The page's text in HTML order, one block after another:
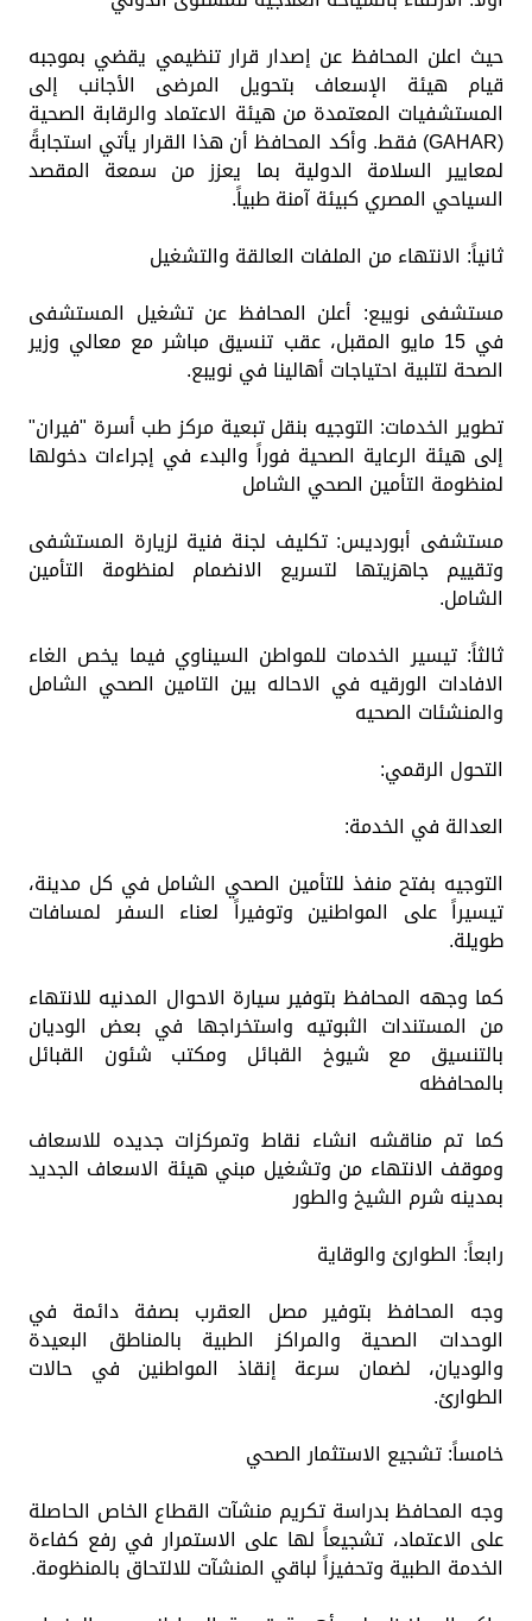
حيث اعلن المحافظ عن إصدار قرار تنظيمي يقضي بموجبه
قيام هيئة الإسعاف بتحويل المرضى الأجانب إلى
المستشفيات المعتمدة من هيئة الاعتماد والرقابة الصحية
(GAHAR) فقط. وأكد المحافظ أن هذا القرار يأتي استجابةً
لمعايير السلامة الدولية بما يعزز من سمعة المقصد
السياحي المصري كبيئة آمنة طبياً.
ثانياً: الانتهاء من الملفات العالقة والتشغيل
مستشفى نويبع: أعلن المحافظ عن تشغيل المستشفى
في 15 مايو المقبل، عقب تنسيق مباشر مع معالي وزير
الصحة لتلبية احتياجات أهالينا في نويبع.
تطوير الخدمات: التوجيه بنقل تبعية مركز طب أسرة "فيران"
إلى هيئة الرعاية الصحية فوراً والبدء في إجراءات دخولها
لمنظومة التأمين الصحي الشامل
مستشفى أبورديس: تكليف لجنة فنية لزيارة المستشفى
وتقييم جاهزيتها لتسريع الانضمام لمنظومة التأمين
الشامل.
ثالثاً: تيسير الخدمات للمواطن السيناوي فيما يخص الغاء
الافادات الورقيه في الاحاله بين التامين الصحي الشامل
والمنشئات الصحيه
التحول الرقمي:
العدالة في الخدمة:
التوجيه بفتح منفذ للتأمين الصحي الشامل في كل مدينة،
تيسيراً على المواطنين وتوفيراً لعناء السفر لمسافات
طويلة.
كما وجهه المحافظ بتوفير سيارة الاحوال المدنيه للانتهاء
من المستندات الثبوتيه واستخراجها في بعض الوديان
بالتنسيق مع شيوخ القبائل ومكتب شئون القبائل
بالمحافظه
كما تم مناقشه انشاء نقاط وتمركزات جديده للاسعاف
وموقف الانتهاء من وتشغيل مبني هيئة الاسعاف الجديد
بمدينه شرم الشيخ والطور
رابعاً: الطوارئ والوقاية
وجه المحافظ بتوفير مصل العقرب بصفة دائمة في
الوحدات الصحية والمراكز الطبية بالمناطق البعيدة
والوديان، لضمان سرعة إنقاذ المواطنين في حالات
الطوارئ.
خامساً: تشجيع الاستثمار الصحي
وجه المحافظ بدراسة تكريم منشآت القطاع الخاص الحاصلة
على الاعتماد، تشجيعاً لها على الاستمرار في رفع كفاءة
الخدمة الطبية وتحفيزاً لباقي المنشآت للالتحاق بالمنظومة.